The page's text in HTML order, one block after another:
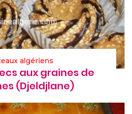
algériens
aux graines de
(Djeldjlane)